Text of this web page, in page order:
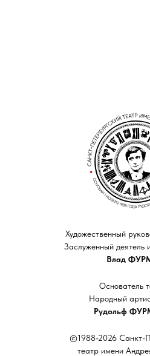
Художественный
Заслуженный деятель
Влад
©1988-2026 Санкт-
театр имени
Основатель
Народный
Рудольф